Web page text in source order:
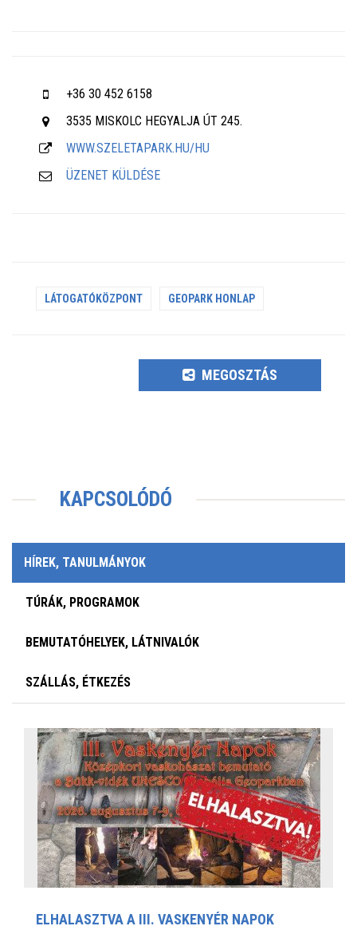
+36 30 452 6158
3535 MISKOLC HEGYALJA ÚT 245.
WWW.SZELETAPARK.HU/HU
ÜZENET KÜLDÉSE
LÁTOGATÓKÖZPONT GEOPARK HONLAP
MEGOSZTÁS
KAPCSOLÓDÓ
HÍREK, TANULMÁNYOK
TÚRÁK, PROGRAMOK
BEMUTATÓHELYEK, LÁTNIVALÓK
SZÁLLÁS, ÉTKEZÉS
ELHALASZTVA A III. VASKENYÉR NAPOK